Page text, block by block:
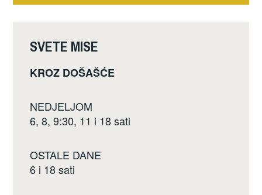
SVETE MISE
KROZ DOŠAŠĆE
NEDJELJOM
6, 8, 9:30, 11 i 18 sati
OSTALE DANE
6 i 18 sati